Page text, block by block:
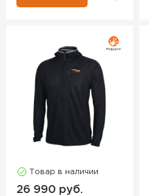
Товар в наличии
26 990 руб.